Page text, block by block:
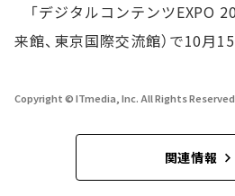
「デジタルコンテンツEXPO
来館、東京国際交流館）で10月
Copyright © ITmedia, Inc. All Rights
関連情報